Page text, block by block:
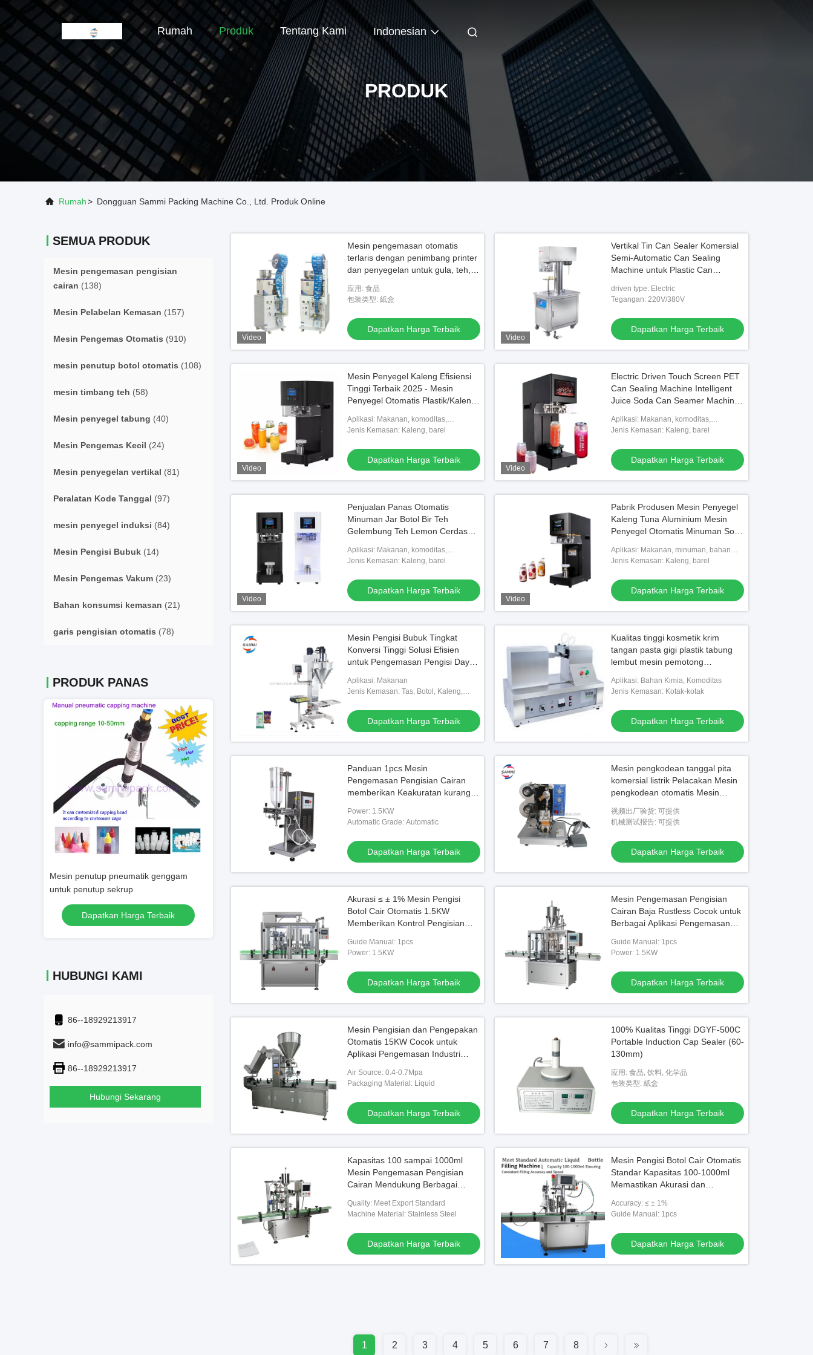
Rumah Produk Tentang Kami Indonesian
PRODUK
Rumah> Dongguan Sammi Packing Machine Co., Ltd. Produk Online
SEMUA PRODUK
Mesin pengemasan pengisian
cairan (138)
Mesin Pelabelan Kemasan (157)
Mesin Pengemas Otomatis (910)
mesin penutup botol otomatis (108)
mesin timbang teh (58)
Mesin penyegel tabung (40)
Mesin Pengemas Kecil (24)
Mesin penyegelan vertikal (81)
Peralatan Kode Tanggal (97)
mesin penyegel induksi (84)
Mesin Pengisi Bubuk (14)
Mesin Pengemas Vakum (23)
Bahan konsumsi kemasan (21)
garis pengisian otomatis (78)
PRODUK PANAS
Mesin penutup pneumatik genggam
untuk penutup sekrup
Dapatkan Harga Terbaik
304 Mesin Pengisi Mesin Stainless Steel
Dapatkan Harga Terbaik
Pengisi Botol Cairan Overflow Otomatis
Untuk Jus Minuman
Dapatkan Harga Terbaik
Aplikator Label Selongsong Susut Uap
PET Otomatis
Dapatkan Harga Terbaik
Video
Mesin Pengisian Botol 6 Kepala PLC
Otomatis
Dapatkan Harga Terbaik
HUBUNGI KAMI
86--18929213917
info@sammipack.com
86--18929213917
Hubungi Sekarang
Video
Mesin pengemasan otomatis
terlaris dengan penimbang printer
dan penyegelan untuk gula, teh,
应用: 食品
包装类型: 紙盒
Dapatkan Harga Terbaik
Video
Vertikal Tin Can Sealer Komersial
Semi-Automatic Can Sealing
Machine untuk Plastic Can
driven type: Electric
Tegangan: 220V/380V
Dapatkan Harga Terbaik
Video
Mesin Penyegel Kaleng Efisiensi
Tinggi Terbaik 2025 - Mesin
Penyegel Otomatis Plastik/Kaleng
Minuman Ringan
Aplikasi: Makanan, komoditas,
minuman, bahan kimia
Jenis Kemasan: Kaleng, barel
Dapatkan Harga Terbaik
Video
Electric Driven Touch Screen PET
Can Sealing Machine Intelligent
Juice Soda Can Seamer Machine
makanan
Aplikasi: Makanan, komoditas,
minuman, bahan kimia
Jenis Kemasan: Kaleng, barel
Dapatkan Harga Terbaik
Video
Penjualan Panas Otomatis
Minuman Jar Botol Bir Teh
Gelembung Teh Lemon Cerdas
Kaleng Soda Plastik
Aplikasi: Makanan, komoditas,
minuman, bahan kimia
Jenis Kemasan: Kaleng, barel
Dapatkan Harga Terbaik
Video
Pabrik Produsen Mesin Penyegel
Kaleng Tuna Aluminium Mesin
Penyegel Otomatis Minuman Soda
Peliharaan
Aplikasi: Makanan, minuman, bahan
kimia, komoditas
Jenis Kemasan: Kaleng, barel
Dapatkan Harga Terbaik
Mesin Pengisi Bubuk Tingkat
Konversi Tinggi Solusi Efisien
untuk Pengemasan Pengisi Daya
Aplikasi: Makanan
Jenis Kemasan: Tas, Botol, Kaleng,
Dapatkan Harga Terbaik
Kualitas tinggi kosmetik krim
tangan pasta gigi plastik tabung
lembut mesin pemotong
Aplikasi: Bahan Kimia, Komoditas
Jenis Kemasan: Kotak-kotak
Dapatkan Harga Terbaik
Panduan 1pcs Mesin
Pengemasan Pengisian Cairan
memberikan Keakuratan kurang
kemasan cair
Power: 1.5KW
Automatic Grade: Automatic
Dapatkan Harga Terbaik
Mesin pengkodean tanggal pita
komersial listrik Pelacakan Mesin
pengkodean otomatis Mesin
pengkodean
视频出厂验货: 可提供
机械测试报告: 可提供
Dapatkan Harga Terbaik
Akurasi ≤ ± 1% Mesin Pengisi
Botol Cair Otomatis 1.5KW
Memberikan Kontrol Pengisian
Minimal
Guide Manual: 1pcs
Power: 1.5KW
Dapatkan Harga Terbaik
Mesin Pengemasan Pengisian
Cairan Baja Rustless Cocok untuk
Berbagai Aplikasi Pengemasan
Guide Manual: 1pcs
Power: 1.5KW
Dapatkan Harga Terbaik
Mesin Pengisian dan Pengepakan
Otomatis 15KW Cocok untuk
Aplikasi Pengemasan Industri
Tepat
Air Source: 0.4-0.7Mpa
Packaging Material: Liquid
Dapatkan Harga Terbaik
100% Kualitas Tinggi DGYF-500C
Portable Induction Cap Sealer (60-
130mm)
应用: 食品, 饮料, 化学品
包装类型: 紙盒
Dapatkan Harga Terbaik
Kapasitas 100 sampai 1000ml
Mesin Pengemasan Pengisian
Cairan Mendukung Berbagai
dengan Manual Panduan
Quality: Meet Export Standard
Machine Material: Stainless Steel
Dapatkan Harga Terbaik
Mesin Pengisi Botol Cair Otomatis
Standar Kapasitas 100-1000ml
Memastikan Akurasi dan
Konsisten
Accuracy: ≤ ± 1%
Guide Manual: 1pcs
Dapatkan Harga Terbaik
1 2 3 4 5 6 7 8